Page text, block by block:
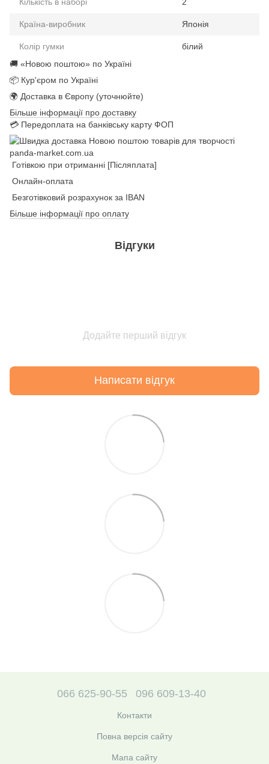
Країна-виробник Японія
Колір гумки
білий
🚚 «Новою поштою» по Україні
📦 Кур'єром по Україні
🌍 Доставка в Європу (уточнюйте)
Більше інформації про доставку
💳 Передоплата на банківську карту ФОП
Готівкою при отриманні [Післяплата]
Онлайн-оплата
Безготівковий розрахунок за IBAN
Більше інформації про оплату
Відгуки
Додайте перший відгук
Написати відгук
066 625-90-55 096 609-13-40
Контакти
Повна версія сайту
Мапа сайту